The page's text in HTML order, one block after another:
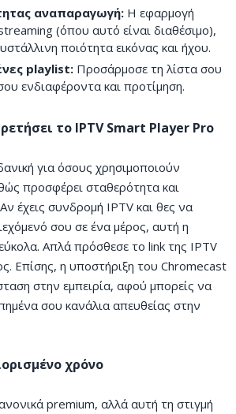
αναπαραγωγή: Η εφαρμογή
(όπου αυτό είναι διαθέσιμο),
ποιότητα εικόνας και ήχου.
playlist: Προσάρμοσε τη λίστα σου
ενδιαφέροντα και προτίμηση.
το IPTV Smart Player Pro
για όσους χρησιμοποιούν
προσφέρει σταθερότητα και
Αν έχεις συνδρομή IPTV και θες να
σου σε ένα μέρος, αυτή η
Απλά πρόσθεσε το link της IPTV
Επίσης, η υποστήριξη του Chromecast
στην εμπειρία, αφού μπορείς να
σου κανάλια απευθείας στην
χρόνο
premium, αλλά αυτή τη στιγμή